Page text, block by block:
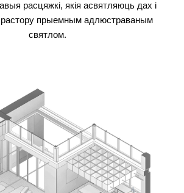
расцяжкі, якія асвятляюць дах і
прыемным адлюстраваным
святлом.